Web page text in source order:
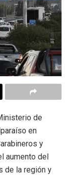
de
en
y
aumento del
de la región y